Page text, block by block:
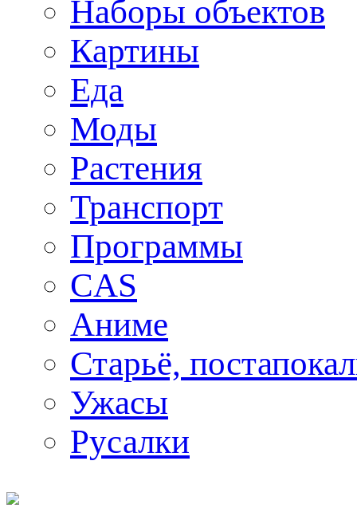
Наборы объектов
Картины
Еда
Моды
Растения
Транспорт
Программы
CAS
Аниме
Старьё,
Ужасы
Русалки